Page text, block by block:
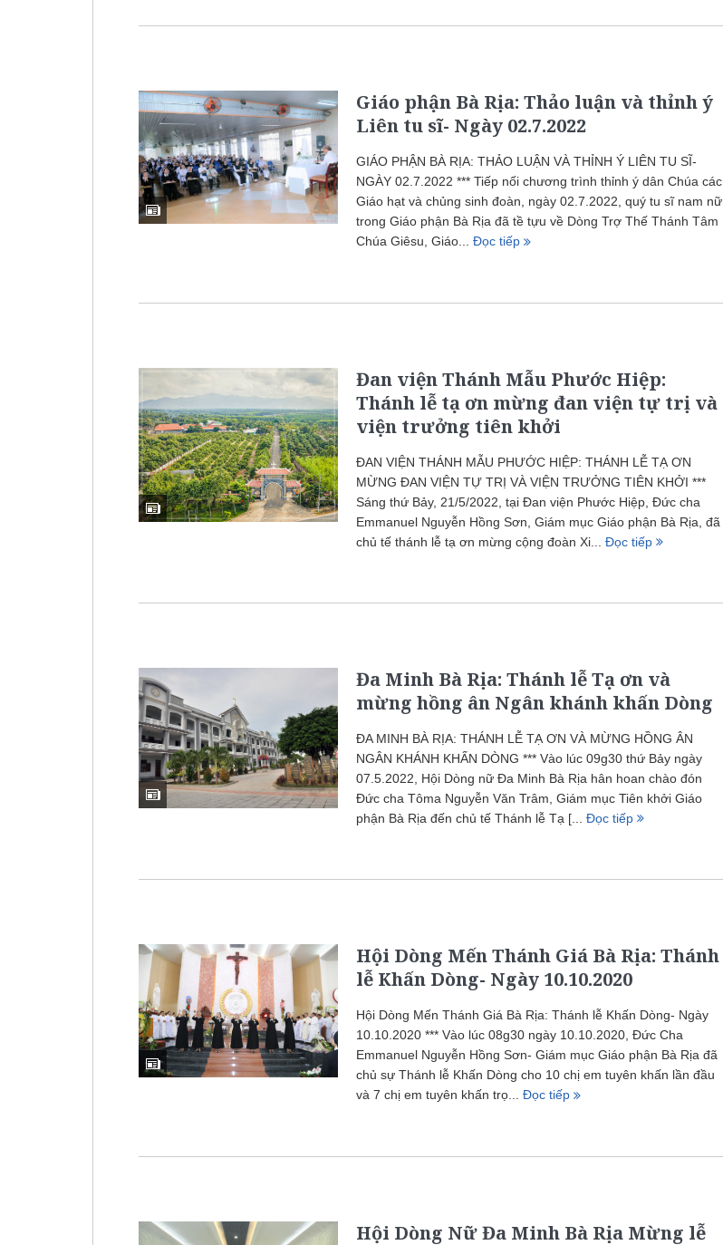
Giáo phận Bà Rịa: Thảo luận và thỉnh ý
Liên tu sĩ- Ngày 02.7.2022
GIÁO PHẬN BÀ RỊA: THẢO LUẬN VÀ THỈNH Ý LIÊN TU SĨ-
NGÀY 02.7.2022 *** Tiếp nối chương trình thỉnh ý dân Chúa các
Giáo hạt và chủng sinh đoàn, ngày 02.7.2022, quý tu sĩ nam nữ
trong Giáo phận Bà Rịa đã tề tựu về Dòng Trợ Thế Thánh Tâm
Chúa Giêsu, Giáo... Đọc tiếp
Đan viện Thánh Mẫu Phước Hiệp:
Thánh lễ tạ ơn mừng đan viện tự trị và
viện trưởng tiên khởi
ĐAN VIỆN THÁNH MẪU PHƯỚC HIỆP: THÁNH LỄ TẠ ƠN
MỪNG ĐAN VIỆN TỰ TRỊ VÀ VIỆN TRƯỞNG TIÊN KHỞI ***
Sáng thứ Bảy, 21/5/2022, tại Đan viện Phước Hiệp, Đức cha
Emmanuel Nguyễn Hồng Sơn, Giám mục Giáo phận Bà Rịa, đã
chủ tế thánh lễ tạ ơn mừng cộng đoàn Xi... Đọc tiếp
Đa Minh Bà Rịa: Thánh lễ Tạ ơn và
mừng hồng ân Ngân khánh khấn Dòng
ĐA MINH BÀ RỊA: THÁNH LỄ TẠ ƠN VÀ MỪNG HỒNG ÂN
NGÂN KHÁNH KHẤN DÒNG *** Vào lúc 09g30 thứ Bảy ngày
07.5.2022, Hội Dòng nữ Đa Minh Bà Rịa hân hoan chào đón
Đức cha Tôma Nguyễn Văn Trâm, Giám mục Tiên khởi Giáo
phận Bà Rịa đến chủ tế Thánh lễ Tạ [... Đọc tiếp
Hội Dòng Mến Thánh Giá Bà Rịa: Thánh
lễ Khấn Dòng- Ngày 10.10.2020
Hội Dòng Mến Thánh Giá Bà Rịa: Thánh lễ Khấn Dòng- Ngày
10.10.2020 *** Vào lúc 08g30 ngày 10.10.2020, Đức Cha
Emmanuel Nguyễn Hồng Sơn- Giám mục Giáo phận Bà Rịa đã
chủ sự Thánh lễ Khấn Dòng cho 10 chị em tuyên khấn lần đầu
và 7 chị em tuyên khấn trọ... Đọc tiếp
Hội Dòng Nữ Đa Minh Bà Rịa Mừng lễ